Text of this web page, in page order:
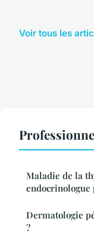
Voir tous les
Maladie de la
endocrinologue
Dermatologie
?